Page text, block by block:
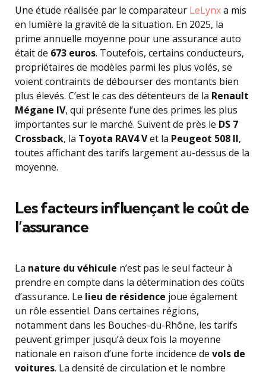
Une étude réalisée par le comparateur LeLynxa mis
en lumière la gravité de la situation. En 2025, la
prime annuelle moyenne pour une assurance auto
était de 673 euros. Toutefois, certains conducteurs,
propriétaires de modèles parmi les plus volés, se
voient contraints de débourser des montants bien
plus élevés. C’est le cas des détenteurs de la Renault
Mégane IV, qui présente l’une des primes les plus
importantes sur le marché. Suivent de près le DS 7
Crossback, la Toyota RAV4 Vet la Peugeot 508 II,
toutes affichant des tarifs largement au-dessus de la
moyenne.
Les facteurs influençant le coût de
l’assurance
La nature du véhicule n’est pas le seul facteur à
prendre en compte dans la détermination des coûts
d’assurance. Le lieu de résidence joue également
un rôle essentiel. Dans certaines régions,
notamment dans les Bouches-du-Rhône, les tarifs
peuvent grimper jusqu’à deux fois la moyenne
nationale en raison d’une forte incidence de vols de
voitures. La densité de circulation et le nombre